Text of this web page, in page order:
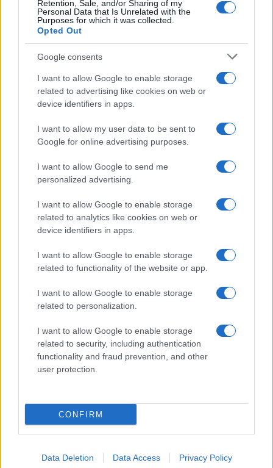
Retention, Sale, and/or Sharing of my
Personal Data that Is Unrelated with the
Purposes for which it was collected.
Opted Out
Google consents
I want to allow Google to enable storage
related to advertising like cookies on web or
device identifiers in apps.
I want to allow my user data to be sent to
Google for online advertising purposes.
I want to allow Google to send me
personalized advertising.
I want to allow Google to enable storage
related to analytics like cookies on web or
device identifiers in apps.
I want to allow Google to enable storage
related to functionality of the website or app.
I want to allow Google to enable storage
related to personalization.
I want to allow Google to enable storage
related to security, including authentication
functionality and fraud prevention, and other
user protection.
CONFIRM
Data Deletion Data Access Privacy Policy
Sitios recomendados
Resultados de ciclismo en vivo
Copyright © 2021. MetaCiclismo.
SITEMAP COOKIES